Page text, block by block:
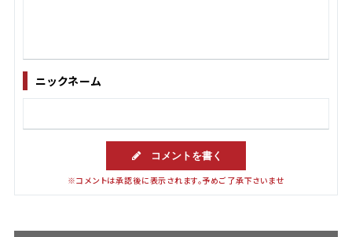
ニックネーム
コメントを書く
※コメントは承認後に表示されます。予めご了承下さいませ